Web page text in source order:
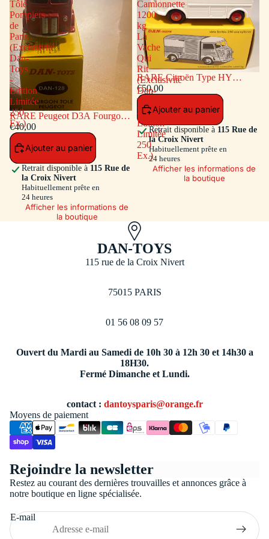
Tôlé
Pompiers
de
Paris
(Exclusivité
Dan-
Toys
-
Edition
Limitée
250
Ex.)
RARE Peugeot D3A Fourgon
Tôlé Pompiers de Paris
(Exclusivité Dan-Toys - Edition
Limitée 250 Ex.)
€40,00
Ajouter au panier
Retrait disponible à 115 Rue de
la Croix Nivert
Habituellement prête en
24 heures
Afficher les informations de
la boutique
Camionnette
1200
kg
La
Vache
Qui
Rit
(Exclusivité
Dan-
Toys
-
Edition
Limitée
250
Ex.)
RARE Citroën Type HY
Camionnette 1200 kg La Vache
Qui Rit (Exclusivité Dan-Toys -
Edition Limitée 250 Ex.)
€50,00
Ajouter au panier
Retrait disponible à 115 Rue de
la Croix Nivert
Habituellement prête en
24 heures
Afficher les informations de
la boutique
DAN-TOYS
115 rue de la Croix Nivert
75015 PARIS
01 56 08 09 57
Ouvert du Mardi au Samedi de 10h 30 à 12h 30 et 14h30 a
18H30.
Fermé Dimanche et Lundi.
contact : dantoysparis@orange.fr
Moyens de paiement
Rejoindre la newsletter
Restez au courant des dernières trouvailles et annonces grâce à
notre boutique en ligne spécialisée.
E-mail
Conditions générales de vente
Coordonnées
Politique d’expédition